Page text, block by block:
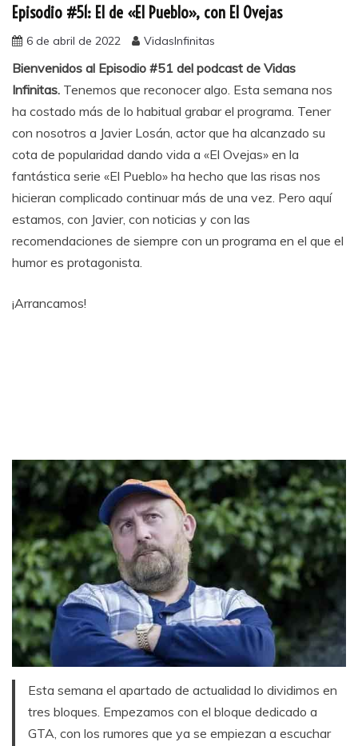
Episodio #51: El de «El Pueblo», con El Ovejas
6 de abril de 2022 VidasInfinitas
Bienvenidos al Episodio #51 del podcast de Vidas
Infinitas. Tenemos que reconocer algo. Esta semana nos
ha costado más de lo habitual grabar el programa. Tener
con nosotros a Javier Losán, actor que ha alcanzado su
cota de popularidad dando vida a «El Ovejas» en la
fantástica serie «El Pueblo» ha hecho que las risas nos
hicieran complicado continuar más de una vez. Pero aquí
estamos, con Javier, con noticias y con las
recomendaciones de siempre con un programa en el que el
humor es protagonista.
¡Arrancamos!
Esta semana el apartado de actualidad lo dividimos en
tres bloques. Empezamos con el bloque dedicado a
GTA, con los rumores que ya se empiezan a escuchar